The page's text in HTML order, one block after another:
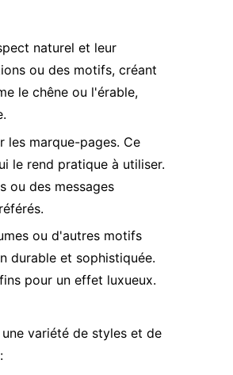
naturel et leur
ou des motifs, créant
le chêne ou l'érable,
les marque-pages. Ce
le rend pratique à utiliser.
ou des messages
ou d'autres motifs
durable et sophistiquée.
pour un effet luxueux.
variété de styles et de